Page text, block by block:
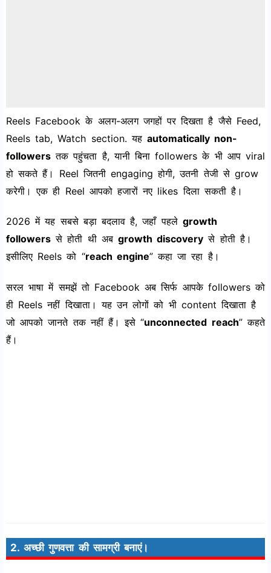
Reels Facebook के अलग-अलग जगहों पर दिखता है जैसे Feed,
Reels tab, Watch section. यह automatically non-
followers तक पहुंचता है, यानी बिना followers के भी आप viral
हो सकते हैं। Reel जितनी engaging होगी, उतनी तेजी से grow
करेगी। एक ही Reel आपको हजारों नए likes दिला सकती है।
2026 में यह सबसे बड़ा बदलाव है, जहाँ पहले growth
followers से होती थी अब growth discovery से होती है।
इसीलिए Reels को “reach engine” कहा जा रहा है।
सरल भाषा में समझें तो Facebook अब सिर्फ आपके followers को
ही Reels नहीं दिखाता। यह उन लोगों को भी content दिखाता है
जो आपको जानते तक नहीं हैं। इसे “unconnected reach” कहते
हैं।
2. अच्छी गुणवत्ता की सामग्री बनाएं।